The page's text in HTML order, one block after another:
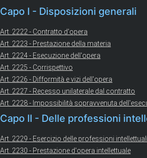
Capo I - Disposizioni generali
Art. 2222 - Contratto d'opera
Art. 2223 - Prestazione della materia
Art. 2224 - Esecuzione dell'opera
Art. 2225 - Corrispettivo
Art. 2226 - Difformità e vizi dell'opera
Art. 2227 - Recesso unilaterale dal contratto
Art. 2228 - Impossibilità sopravvenuta
Capo II - Delle professioni
Art. 2229 - Esercizio delle professioni intellettuali
Art. 2230 - Prestazione d'opera intellettuale